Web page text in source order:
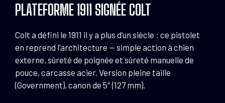
PLATEFORME 1911 SIGNÉE COLT
Colt a défini le 1911 il y a plus d’un siècle : ce pistolet
en reprend l’architecture — simple action à chien
externe, sûreté de poignée et sûreté manuelle de
pouce, carcasse acier. Version pleine taille
(Government), canon de 5″ (127 mm).